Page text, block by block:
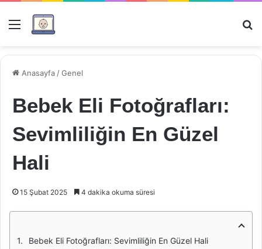
Menü
Anasayfa /Genel
Bebek Eli Fotoğrafları:
Sevimliliğin En Güzel
Hali
15 Şubat 2025 4 dakika okuma süresi
Bebek Eli Fotoğrafları: Sevimliliğin En Güzel Hali